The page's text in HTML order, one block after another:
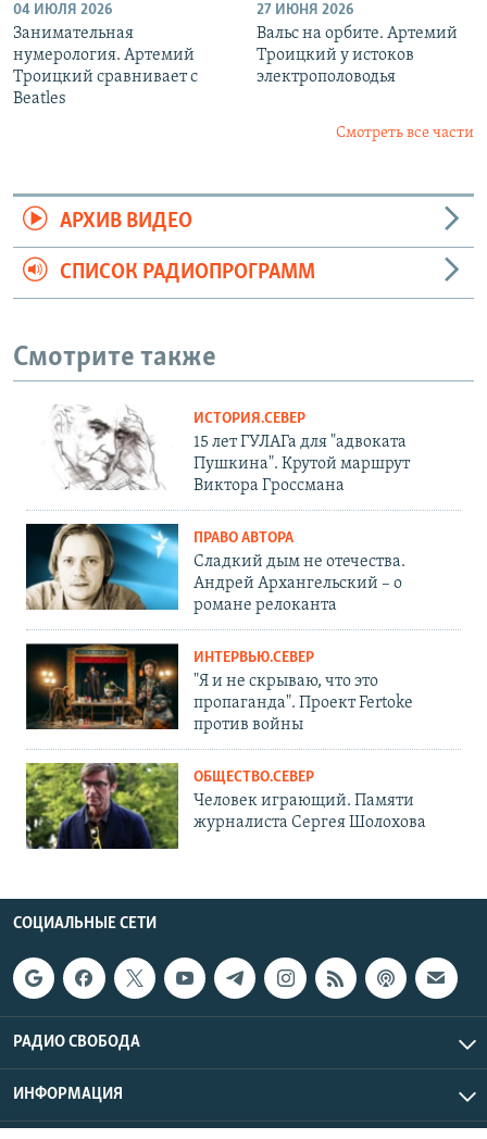
04 ИЮЛЯ 2026
Занимательная
нумерология. Артемий
Троицкий сравнивает с
Beatles
27 ИЮНЯ 2026
Вальс на орбите. Артемий
Троицкий у истоков
электрополоводья
Смотреть все части
АРХИВ ВИДЕО
СПИСОК РАДИОПРОГРАММ
Смотрите также
ИСТОРИЯ.СЕВЕР
15 лет ГУЛАГа для "адвоката
Пушкина". Крутой маршрут
Виктора Гроссмана
ПРАВО АВТОРА
Сладкий дым не отечества.
Андрей Архангельский – о
романе релоканта
ИНТЕРВЬЮ.СЕВЕР
"Я и не скрываю, что это
пропаганда". Проект Fertoke
против войны
ОБЩЕСТВО.СЕВЕР
Человек играющий. Памяти
журналиста Сергея Шолохова
СОЦИАЛЬНЫЕ СЕТИ
РАДИО СВОБОДА
ИНФОРМАЦИЯ